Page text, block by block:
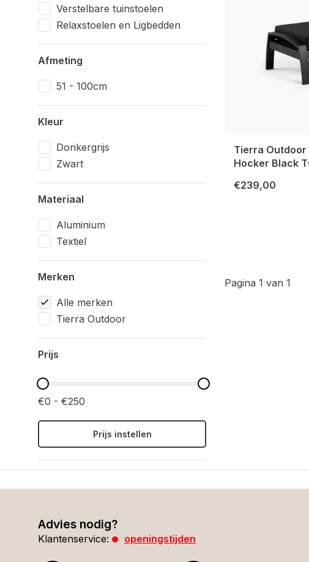
Verstelbare tuinstoelen
Relaxstoelen en Ligbedden
Afmeting
51 - 100cm
Kleur
Donkergrijs
Zwart
Materiaal
Aluminium
Textiel
Merken
Alle merken
Tierra Outdoor
Prijs
€0 - €250
Prijs instellen
Tierra Outdoor
Hocker Black
€239,00
Pagina 1 van 1
Advies nodig?
Klantenservice: openingstijden